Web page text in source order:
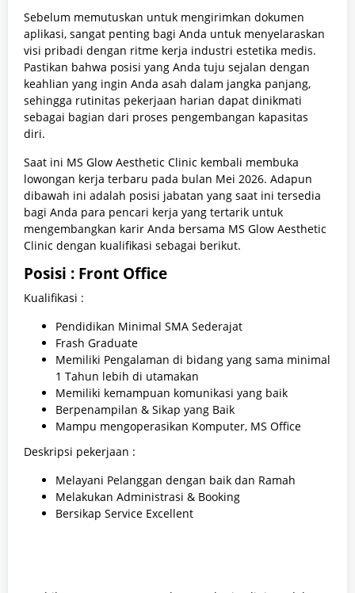
Sebelum memutuskan untuk mengirimkan dokumen
aplikasi, sangat penting bagi Anda untuk menyelaraskan
visi pribadi dengan ritme kerja industri estetika medis.
Pastikan bahwa posisi yang Anda tuju sejalan dengan
keahlian yang ingin Anda asah dalam jangka panjang,
sehingga rutinitas pekerjaan harian dapat dinikmati
sebagai bagian dari proses pengembangan kapasitas
diri.
Saat ini MS Glow Aesthetic Clinic kembali membuka
lowongan kerja terbaru pada bulan Mei 2026. Adapun
dibawah ini adalah posisi jabatan yang saat ini tersedia
bagi Anda para pencari kerja yang tertarik untuk
mengembangkan karir Anda bersama MS Glow Aesthetic
Clinic dengan kualifikasi sebagai berikut.
Posisi : Front Office
Kualifikasi :
Pendidikan Minimal SMA Sederajat
Frash Graduate
Memiliki Pengalaman di bidang yang sama minimal
1 Tahun lebih di utamakan
Memiliki kemampuan komunikasi yang baik
Berpenampilan & Sikap yang Baik
Mampu mengoperasikan Komputer, MS Office
Deskripsi pekerjaan :
Melayani Pelanggan dengan baik dan Ramah
Melakukan Administrasi & Booking
Bersikap Service Excellent